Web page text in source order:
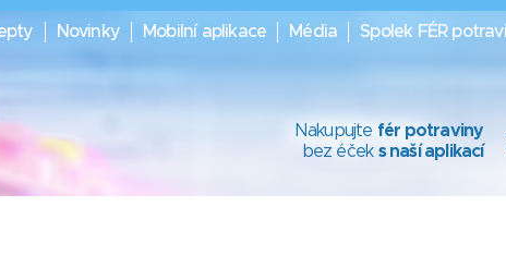
Novinky Mobilní aplikace Média Spolek FÉR
Nakupujte fér potraviny
bez éček s naší aplikací